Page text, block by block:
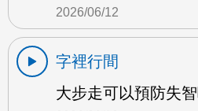
2026/06/12
字裡行間
大步走可以預防失